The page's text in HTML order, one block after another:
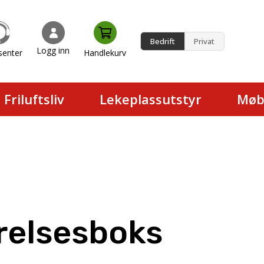
Logg inn Handlekurv
Bedrift Privat
Friluftsliv Lekeplassutstyr